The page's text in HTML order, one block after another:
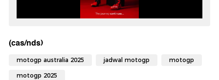
(cas/nds)
motogp australia 2025 jadwal motogp motogp
motogp 2025